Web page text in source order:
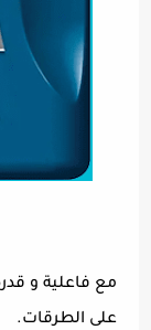
مع فاعلية و
على الطرقات.